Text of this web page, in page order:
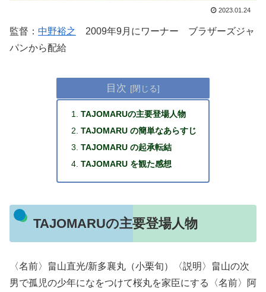
2023.01.24
監督： 中野裕之
2009年9月にワーナー ブラザーズジャ
パンから配給
目次
TAJOMARUの主要登場人物
TAJOMARU の簡単なあらすじ
TAJOMARU の起承転結
TAJOMARU を観た感想
TAJOMARUの主要登場人物
〈名前〉畠山直光/新多襄丸（小栗旬）〈説明〉畠山の次
男で孤児の少年になをつけて桜丸を家臣にする〈名前〉阿